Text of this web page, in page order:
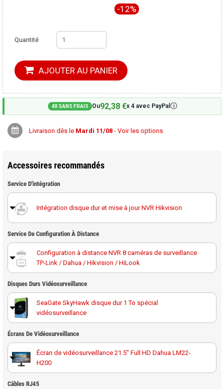
-12%
Quantité
AJOUTER AU PANIER
4X SANS FRAIS Ou92,38 €x 4 avec PayPal 🛈
Livraison dès le Mardi 11/08 - Voir les options
Accessoires recommandés
Service D'intégration
Intégration disque dur et mise à jour NVR Hikvision
Service De Configuration À Distance
Configuration à distance NVR 8 caméras de surveillance
TP-Link / Dahua / Hikvision / HiLook
Disques Durs Vidéosurveillance
SeaGate SkyHawk disque dur 1 To spécial
vidéosurveillance
Disque dur 1 To spécial vidéosurveillance Western
Digital Purple
SeaGate SkyHawk disque dur 2 To spécial
vidéosurveillance
Écrans De Vidéosurveillance
Écran de vidéosurveillance 21.5" Full HD Dahua LM22-
H200
Écran de vidéosurveillance 32" full HD Hikvision DS-
Câbles RJ45